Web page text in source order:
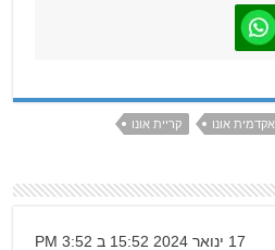
אונו קריית אונו
17 ינואר 2024 15:52 ב 3:52 PM